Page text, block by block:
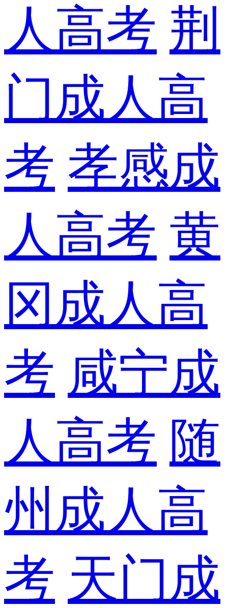
人高考 荆
门成人高
考 孝感成
人高考 黄
冈成人高
考 咸宁成
人高考 随
州成人高
考 天门成